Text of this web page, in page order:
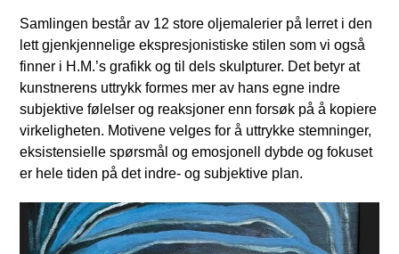
Samlingen består av 12 store oljemalerier på lerret i den
lett gjenkjennelige ekspresjonistiske stilen som vi også
finner i H.M.’s grafikk og til dels skulpturer. Det betyr at
kunstnerens uttrykk formes mer av hans egne indre
subjektive følelser og reaksjoner enn forsøk på å kopiere
virkeligheten. Motivene velges for å uttrykke stemninger,
eksistensielle spørsmål og emosjonell dybde og fokuset
er hele tiden på det indre- og subjektive plan.